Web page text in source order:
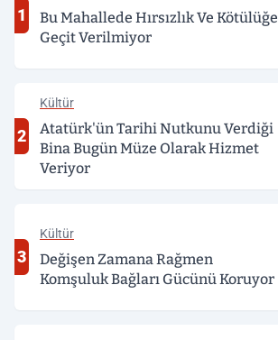
1
Bu Mahallede Hırsızlık Ve Kötülüğe
Geçit Verilmiyor
2
Kültür
Atatürk'ün Tarihi Nutkunu Verdiği
Bina Bugün Müze Olarak Hizmet
Veriyor
3
Kültür
Değişen Zamana Rağmen
Komşuluk Bağları Gücünü Koruyor